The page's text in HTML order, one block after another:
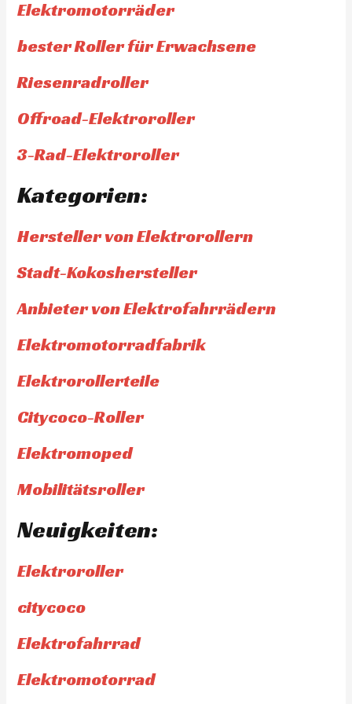
Elektromotorräder
bester Roller für Erwachsene
Riesenradroller
Offroad-Elektroroller
3-Rad-Elektroroller
Kategorien:
Hersteller von Elektrorollern
Stadt-Kokoshersteller
Anbieter von Elektrofahrrädern
Elektromotorradfabrik
Elektrorollerteile
Citycoco-Roller
Elektromoped
Mobilitätsroller
Neuigkeiten:
Elektroroller
citycoco
Elektrofahrrad
Elektromotorrad